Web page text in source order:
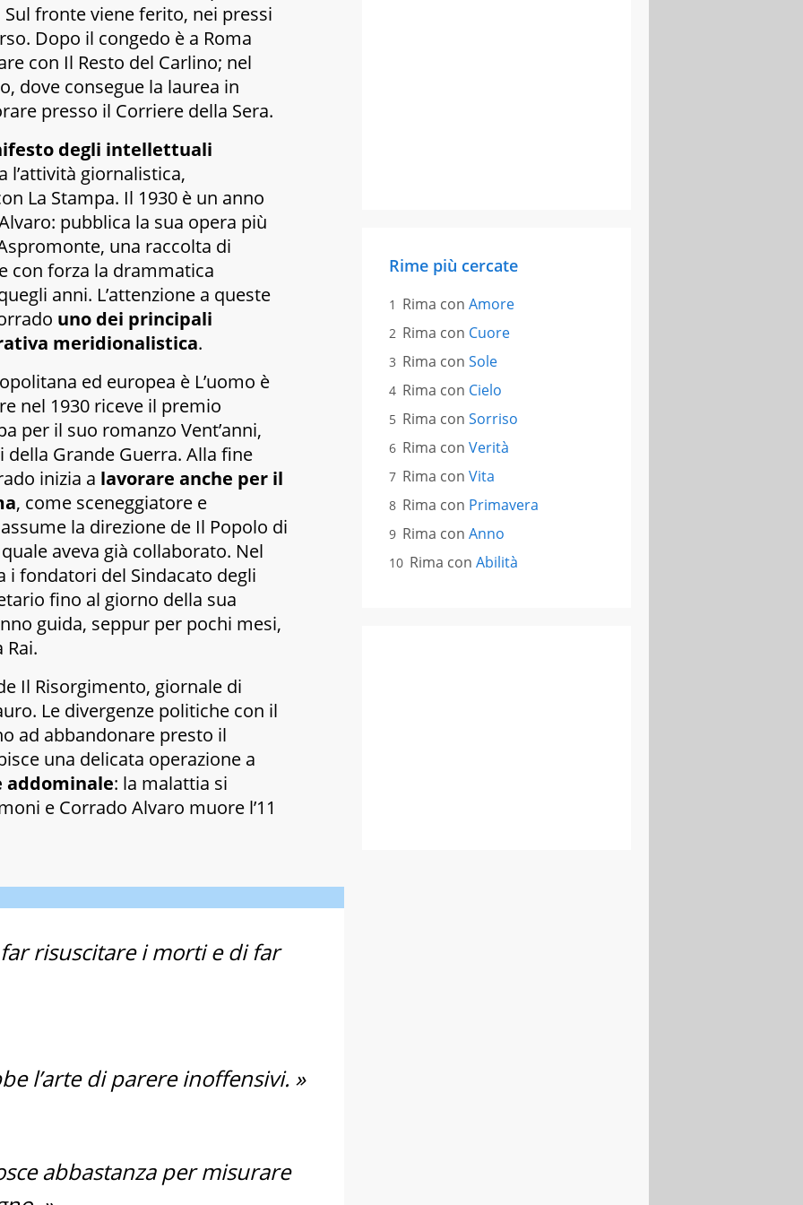
fronte viene ferito, nei pressi
Dopo il congedo è a Roma
con Il Resto del Carlino; nel
dove consegue la laurea in
presso il Corriere della Sera.
degli intellettuali
l’attività giornalistica,
La Stampa. Il 1930 è un anno
pubblica la sua opera più
, una raccolta di
con forza la drammatica
anni. L’attenzione a queste
uno dei principali
meridionalistica.
ed europea è L’uomo è
nel 1930 riceve il premio
per il suo romanzo Vent’anni,
Grande Guerra. Alla fine
inizia a lavorare anche per il
, come sceneggiatore e
la direzione de Il Popolo di
aveva già collaborato. Nel
i fondatori del Sindacato degli
fino al giorno della sua
guida, seppur per pochi mesi,
Rai.
Il Risorgimento, giornale di
Le divergenze politiche con il
ad abbandonare presto il
una delicata operazione a
addominale: la malattia si
e Corrado Alvaro muore l’11
far risuscitare i morti e di far
l’arte di parere inoffensivi. »
abbastanza per misurare
Rime più cercate
Rima con Amore
Rima con Cuore
Rima con Sole
Rima con Cielo
Rima con Sorriso
Rima con Verità
Rima con Vita
Rima con Primavera
Rima con Anno
Rima con Abilità